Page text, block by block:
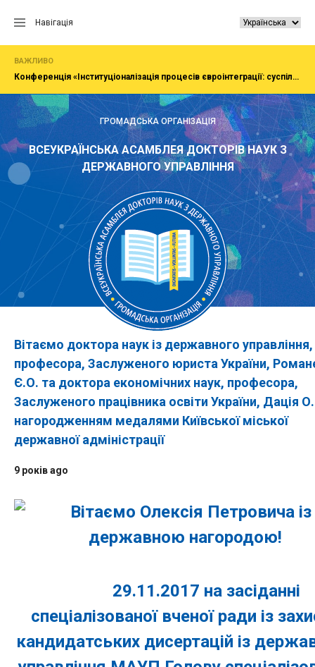
Навігація
ВАЖЛИВО
Конференція «Інституціоналізація процесів євроінтеграції: суспільство, економіка, адміністрування»
ГРОМАДСЬКА ОРГАНІЗАЦІЯ
ВСЕУКРАЇНСЬКА АСАМБЛЕЯ ДОКТОРІВ НАУК З
ДЕРЖАВНОГО УПРАВЛІННЯ
Вітаємо доктора наук із державного управління,
професора, Заслуженого юриста України,
Є.О. та доктора економічних наук, професора,
Заслуженого працівника освіти України, Дація
нагородженням медалями Київської міської
державної адміністрації
9 років ago
29.11.2017 на засіданні
спеціалізованої вченої ради із
кандидатських дисертацій із